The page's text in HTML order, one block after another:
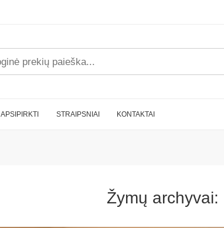
APSIPIRKTI STRAIPSNIAI KONTAKTAI
Žymų archyvai: